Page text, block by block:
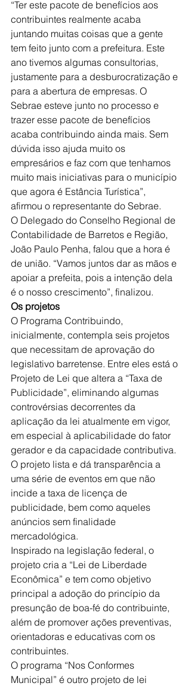
“Ter este pacote de benefícios aos
contribuintes realmente acaba
juntando muitas coisas que a gente
tem feito junto com a prefeitura. Este
ano tivemos algumas consultorias,
justamente para a desburocratização e
para a abertura de empresas. O
Sebrae esteve junto no processo e
trazer esse pacote de benefícios
acaba contribuindo ainda mais. Sem
dúvida isso ajuda muito os
empresários e faz com que tenhamos
muito mais iniciativas para o município
que agora é Estância Turística”,
afirmou o representante do Sebrae.
O Delegado do Conselho Regional de
Contabilidade de Barretos e Região,
João Paulo Penha, falou que a hora é
de união. “Vamos juntos dar as mãos e
apoiar a prefeita, pois a intenção dela
é o nosso crescimento”, finalizou.
Os projetos
O Programa Contribuindo,
inicialmente, contempla seis projetos
que necessitam de aprovação do
legislativo barretense. Entre eles está o
Projeto de Lei que altera a “Taxa de
Publicidade”, eliminando algumas
controvérsias decorrentes da
aplicação da lei atualmente em vigor,
em especial à aplicabilidade do fator
gerador e da capacidade contributiva.
O projeto lista e dá transparência a
uma série de eventos em que não
incide a taxa de licença de
publicidade, bem como aqueles
anúncios sem finalidade
mercadológica.
Inspirado na legislação federal, o
projeto cria a “Lei de Liberdade
Econômica” e tem como objetivo
principal a adoção do princípio da
presunção de boa-fé do contribuinte,
além de promover ações preventivas,
orientadoras e educativas com os
contribuintes.
O programa “Nos Conformes
Municipal” é outro projeto de lei